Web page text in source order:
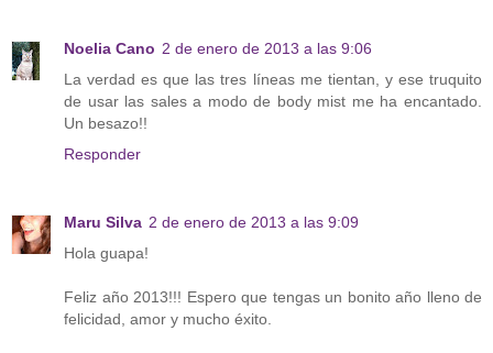
Noelia Cano 2 de enero de 2013 a las 9:06
La verdad es que las tres líneas me tientan, y ese truquito
de usar las sales a modo de body mist me ha encantado.
Un besazo!!
Responder
Maru Silva 2 de enero de 2013 a las 9:09
Hola guapa!
Feliz año 2013!!! Espero que tengas un bonito año lleno de
felicidad, amor y mucho éxito.